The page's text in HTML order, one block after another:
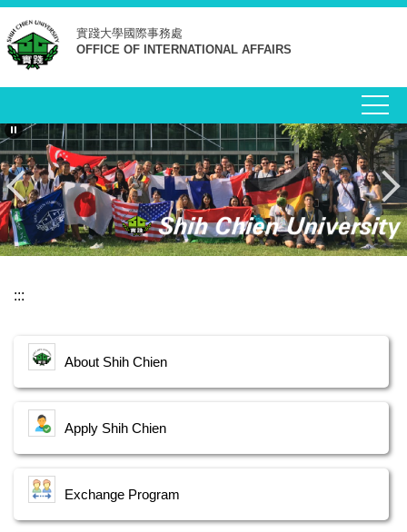
跳
到
主
要
容
區
實踐大學國際事務處
OFFICE OF INTERNATIONAL AFFAIRS
:::
About Shih Chien
Apply Shih Chien
Exchange Program